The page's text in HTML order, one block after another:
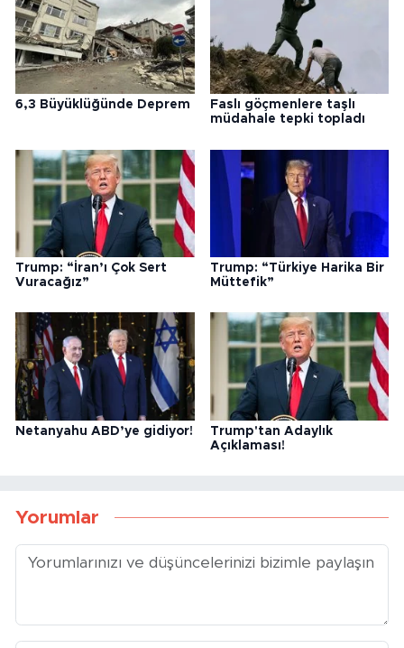
6,3 Büyüklüğünde Deprem
Faslı göçmenlere taşlı
müdahale tepki topladı
Trump: “İran’ı Çok Sert
Vuracağız”
Trump: “Türkiye Harika Bir
Müttefik”
Netanyahu ABD’ye gidiyor!
Trump'tan Adaylık
Açıklaması!
Yorumlar